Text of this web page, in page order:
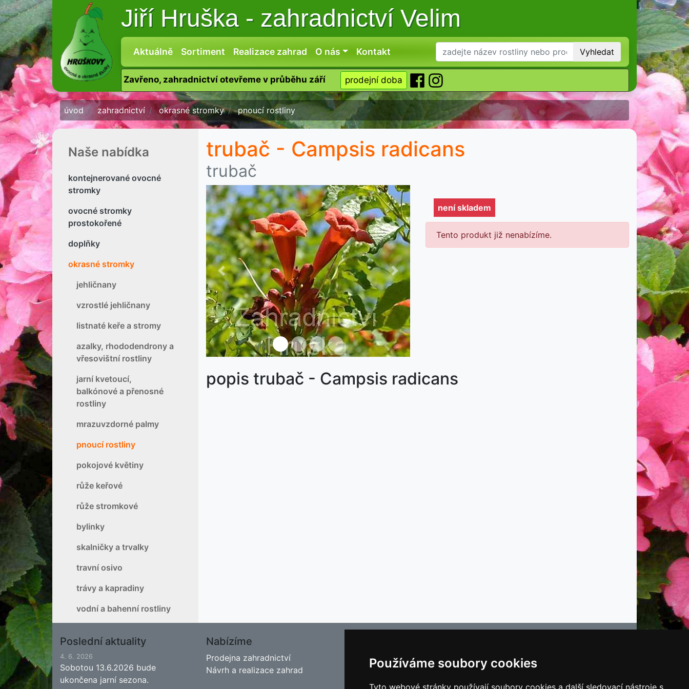
Používáme soubory cookies
Tyto webové stránky používají soubory cookies a další sledovací nástroje s
Jiří Hruška -zahradnictví Velim
Aktuálně Sortiment Realizace zahrad O nás Kontakt Vyhledat
Zavřeno, zahradnictví otevřeme v průběhu září prodejní doba
úvod zahradnictví okrasné stromky pnoucí rostliny
Naše nabídka
kontejnerované ovocné
stromky
ovocné stromky
prostokořené
doplňky
okrasné stromky
jehličnany
vzrostlé jehličnany
listnaté keře a stromy
azalky, rhododendrony a
vřesovištní rostliny
jarní kvetoucí,
balkónové a přenosné
rostliny
mrazuvzdorné palmy
pnoucí rostliny
pokojové květiny
růže keřové
růže stromkové
bylinky
skalničky a trvalky
travní osivo
trávy a kapradiny
vodní a bahenní rostliny
trubač - Campsis radicans
trubač
Předchozí Další
není skladem
Tento produkt již nenabízíme.
popis trubač - Campsis radicans
Poslední aktuality
4. 6. 2026
Sobotou 13.6.2026 bude
ukončena jarní sezona.
Nabízíme
Prodejna zahradnictví
Návrh a realizace zahrad
Kontakt
Facebook
Blog - Rady pro zahrádkáře